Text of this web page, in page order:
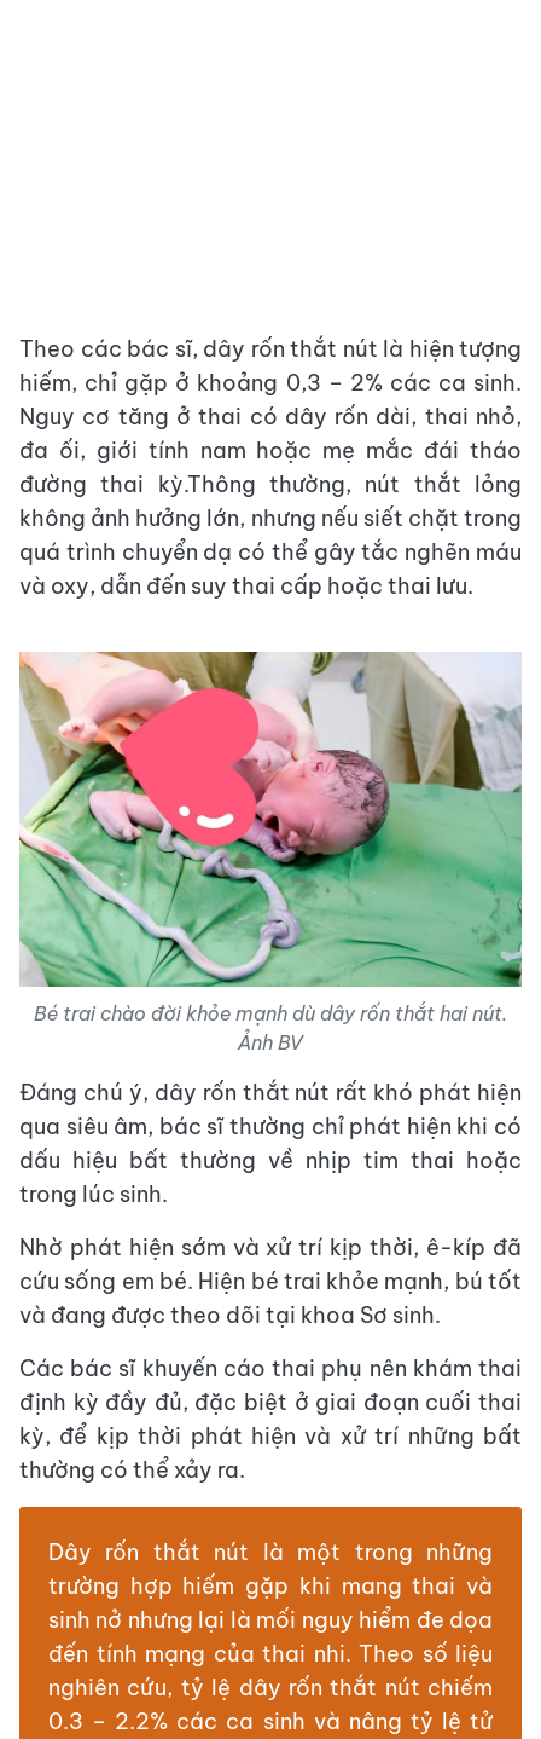
Theo các bác sĩ, dây rốn thắt nút là hiện tượng
hiếm, chỉ gặp ở khoảng 0,3 – 2% các ca sinh.
Nguy cơ tăng ở thai có dây rốn dài, thai nhỏ,
đa ối, giới tính nam hoặc mẹ mắc đái tháo
đường thai kỳ.Thông thường, nút thắt lỏng
không ảnh hưởng lớn, nhưng nếu siết chặt trong
quá trình chuyển dạ có thể gây tắc nghẽn máu
và oxy, dẫn đến suy thai cấp hoặc thai lưu.
Bé trai chào đời khỏe mạnh dù dây rốn thắt hai nút.
Ảnh BV
Đáng chú ý, dây rốn thắt nút rất khó phát hiện
qua siêu âm, bác sĩ thường chỉ phát hiện khi có
dấu hiệu bất thường về nhịp tim thai hoặc
trong lúc sinh.
Nhờ phát hiện sớm và xử trí kịp thời, ê-kíp đã
cứu sống em bé. Hiện bé trai khỏe mạnh, bú tốt
và đang được theo dõi tại khoa Sơ sinh.
Các bác sĩ khuyến cáo thai phụ nên khám thai
định kỳ đầy đủ, đặc biệt ở giai đoạn cuối thai
kỳ, để kịp thời phát hiện và xử trí những bất
thường có thể xảy ra.
Dây rốn thắt nút là một trong những
trường hợp hiếm gặp khi mang thai và
sinh nở nhưng lại là mối nguy hiểm đe dọa
đến tính mạng của thai nhi. Theo số liệu
nghiên cứu, tỷ lệ dây rốn thắt nút chiếm
0.3 – 2.2% các ca sinh và nâng tỷ lệ tử